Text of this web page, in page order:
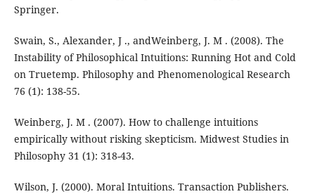
Springer.
Swain, S., Alexander, J ., andWeinberg, J. M . (2008). The
Instability of Philosophical Intuitions: Running Hot and Cold
on Truetemp. Philosophy and Phenomenological Research
76 (1): 138-55.
Weinberg, J. M . (2007). How to challenge intuitions
empirically without risking skepticism. Midwest Studies in
Philosophy 31 (1): 318-43.
Wilson, J. (2000). Moral Intuitions. Transaction Publishers.